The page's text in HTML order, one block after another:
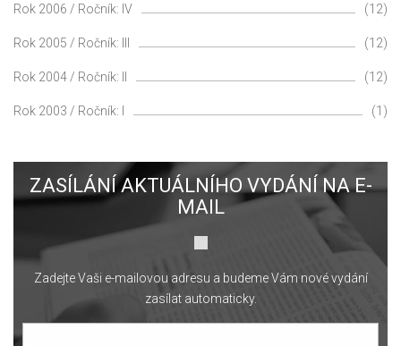
Rok 2006 / Ročník: IV (12)
Rok 2005 / Ročník: III (12)
Rok 2004 / Ročník: II (12)
Rok 2003 / Ročník: I (1)
ZASÍLÁNÍ AKTUÁLNÍHO VYDÁNÍ NA E-
MAIL
Zadejte Vaši e-mailovou adresu a budeme Vám nové vydání
zasílat automaticky.